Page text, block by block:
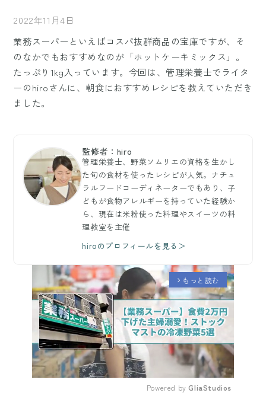
2022年11月4日
業務スーパーといえばコスパ抜群商品の宝庫ですが、そ
のなかでもおすすめなのが「ホットケーキミックス」。
たっぷり1kg入っています。今回は、管理栄養士でライタ
ーのhiroさんに、朝食におすすめレシピを教えていただき
ました。
監修者：hiro
管理栄養士、野菜ソムリエの資格を生かし
た旬の食材を使ったレシピが人気。ナチュ
ラルフードコーディネーターでもあり、子
どもが食物アレルギーを持っていた経験か
ら、現在は米粉使った料理やスイーツの料
理教室を主催
hiroのプロフィールを見る＞
arrow_forward_ios もっと読む
Powered by GliaStudios